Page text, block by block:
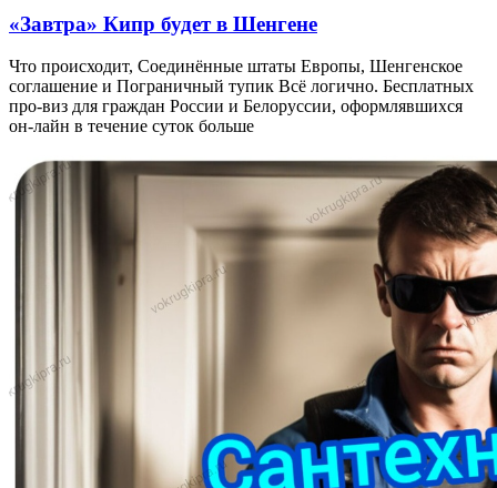
«Завтра» Кипр будет в Шенгене
Что происходит, Соединённые штаты Европы, Шенгенское
соглашение и Пограничный тупик Всё логично. Бесплатных
про-виз для граждан России и Белоруссии, оформлявшихся
он-лайн в течение суток больше